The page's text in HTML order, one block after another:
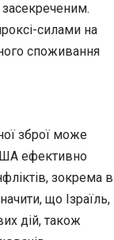
силами на
споживання
зброї може
ефективно
зокрема в
що Ізраїль,
дій, також